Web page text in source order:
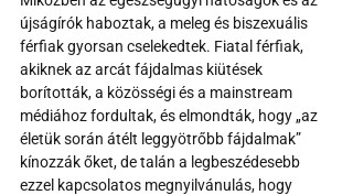
újságírók haboztak, a meleg és biszexuális
férfiak gyorsan cselekedtek. Fiatal férfiak,
akiknek az arcát fájdalmas kiütések
borították, a közösségi és a mainstream
médiához fordultak, és elmondták, hogy „az
életük során átélt leggyötrőbb fájdalmak”
kínozzák őket, de talán a legbeszédesebb
ezzel kapcsolatos megnyilvánulás, hogy